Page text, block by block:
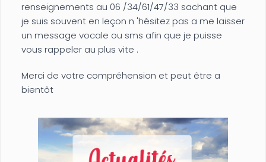
renseignements au 06 /34/61/47/33 sachant que
je suis souvent en leçon n 'hésitez pas a me laisser
un message vocale ou sms afin que je puisse
vous rappeler au plus vite .
Merci de votre compréhension et peut être a
bientôt